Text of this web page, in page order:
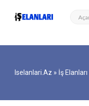
Iselanlari.az » İş Elanları